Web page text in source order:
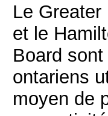
Le
et le
Board
ontariens
moyen de